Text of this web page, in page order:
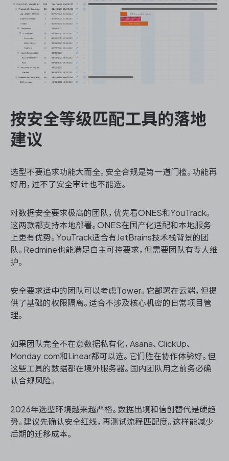
按安全等级匹配工具的落地
建议
选型不要追求功能大而全。安全合规是第一道门槛。功能再
好用，过不了安全审计也不能选。
对数据安全要求极高的团队，优先看ONES和YouTrack。
这两款都支持本地部署。ONES在国产化适配和本地服务
上更有优势。YouTrack适合有JetBrains技术栈背景的团
队。Redmine也能满足自主可控要求，但需要团队有专人维
护。
安全要求适中的团队可以考虑Tower。它部署在云端，但提
供了基础的权限隔离。适合不涉及核心机密的日常项目管
理。
如果团队完全不在意数据私有化，Asana、ClickUp、
Monday.com和Linear都可以选。它们胜在协作体验好。但
这些工具的数据都在境外服务器。国内团队用之前务必确
认合规风险。
2026年选型环境越来越严格。数据出境和信创替代是硬趋
势。建议先确认安全红线，再测试流程匹配度。这样能减少
后期的迁移成本。